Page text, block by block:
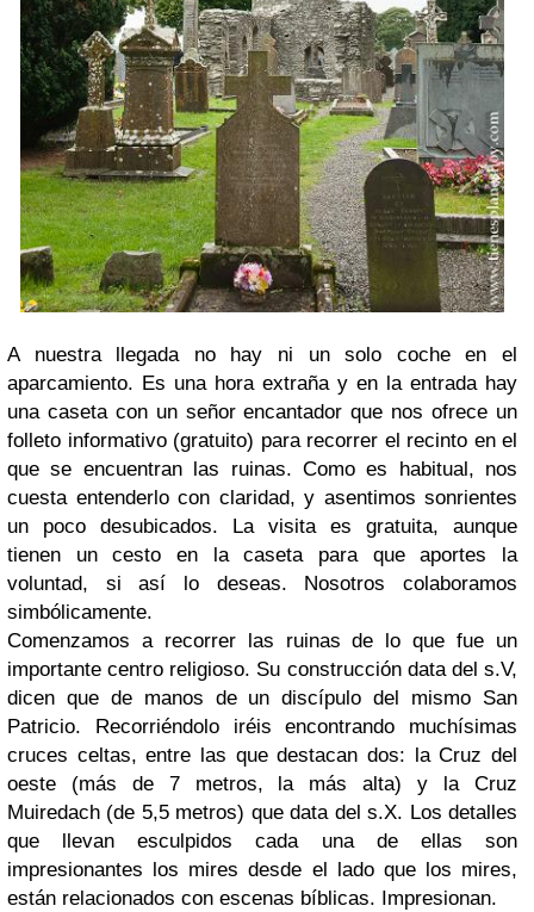
A nuestra llegada no hay ni un solo coche en el
aparcamiento. Es una hora extraña y en la entrada hay
una caseta con un señor encantador que nos ofrece un
folleto informativo (gratuito) para recorrer el recinto en el
que se encuentran las ruinas. Como es habitual, nos
cuesta entenderlo con claridad, y asentimos sonrientes
un poco desubicados. La visita es gratuita, aunque
tienen un cesto en la caseta para que aportes la
voluntad, si así lo deseas. Nosotros colaboramos
simbólicamente.
Comenzamos a recorrer las ruinas de lo que fue un
importante centro religioso. Su construcción data del s.V,
dicen que de manos de un discípulo del mismo San
Patricio. Recorriéndolo iréis encontrando muchísimas
cruces celtas, entre las que destacan dos: la Cruz del
oeste (más de 7 metros, la más alta) y la Cruz
Muiredach (de 5,5 metros) que data del s.X. Los detalles
que llevan esculpidos cada una de ellas son
impresionantes los mires desde el lado que los mires,
están relacionados con escenas bíblicas. Impresionan.